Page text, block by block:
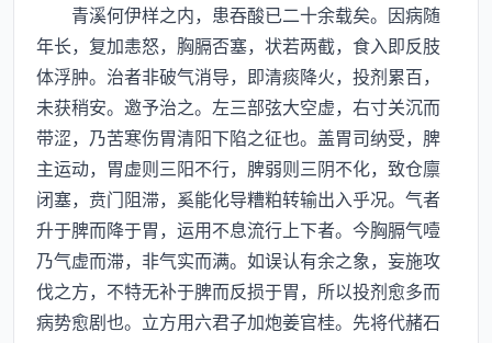
青溪何伊样之内，患吞酸已二十余载矣。因病随
年长，复加恚怒，胸膈否塞，状若两截，食入即反肢
体浮肿。治者非破气消导，即清痰降火，投剂累百，
未获稍安。邀予治之。左三部弦大空虚，右寸关沉而
带涩，乃苦寒伤胃清阳下陷之征也。盖胃司纳受，脾
主运动，胃虚则三阳不行，脾弱则三阴不化，致仓廪
闭塞，贲门阻滞，奚能化导糟粕转输出入乎况。气者
升于脾而降于胃，运用不息流行上下者。今胸膈气噎
乃气虚而滞，非气实而满。如误认有余之象，妄施攻
伐之方，不特无补于脾而反损于胃，所以投剂愈多而
病势愈剧也。立方用六君子加炮姜官桂。先将代赭石